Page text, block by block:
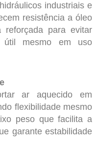
industriais e
resistência a óleo
reforçada para evitar
útil mesmo em uso
ar aquecido em
flexibilidade mesmo
peso que facilita a
garante estabilidade